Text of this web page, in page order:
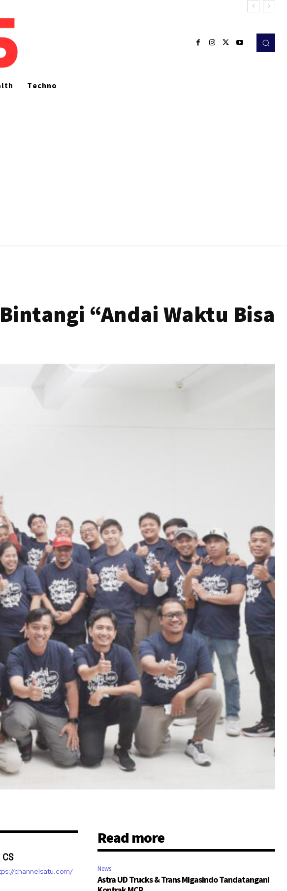
Techno
“Andai Waktu Bisa
CS
channelsatu.com/
Read more
News
Astra UD Trucks & Trans Migasindo Tandatangani